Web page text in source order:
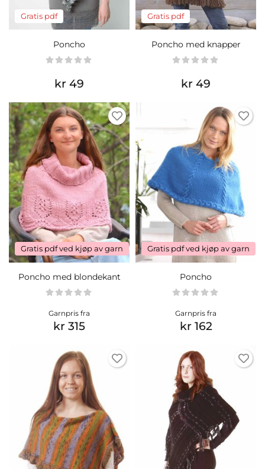
Gratis pdf
Poncho
kr 49
Gratis pdf
Poncho med knapper
kr 49
Gratis pdf ved kjøp av garn
Poncho med blondekant
Garnpris fra
kr 315
Gratis pdf ved kjøp av garn
Poncho
Garnpris fra
kr 162